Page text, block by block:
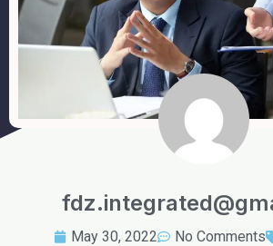
May 30, 2022 No Comments